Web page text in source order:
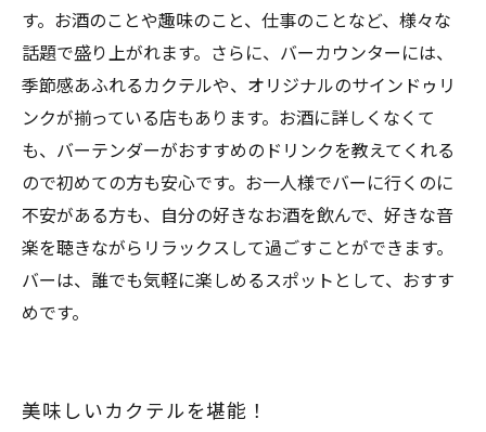
す。お酒のことや趣味のこと、仕事のことなど、様々な
話題で盛り上がれます。さらに、バーカウンターには、
季節感あふれるカクテルや、オリジナルのサインドゥリ
ンクが揃っている店もあります。お酒に詳しくなくて
も、バーテンダーがおすすめのドリンクを教えてくれる
ので初めての方も安心です。お一人様でバーに行くのに
不安がある方も、自分の好きなお酒を飲んで、好きな音
楽を聴きながらリラックスして過ごすことができます。
バーは、誰でも気軽に楽しめるスポットとして、おすす
めです。
美味しいカクテルを堪能！